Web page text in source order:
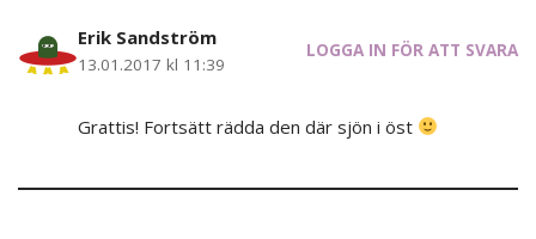
Erik Sandström
13.01.2017 kl 11:39
LOGGA IN FÖR ATT SVARA
Grattis! Fortsätt rädda den där sjön i öst